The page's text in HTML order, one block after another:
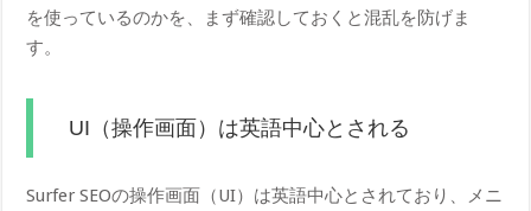
を使っているのかを、まず確認しておくと混乱を防げま
す。
UI（操作画面）は英語中心とされる
Surfer SEOの操作画面（UI）は英語中心とされており、メニ